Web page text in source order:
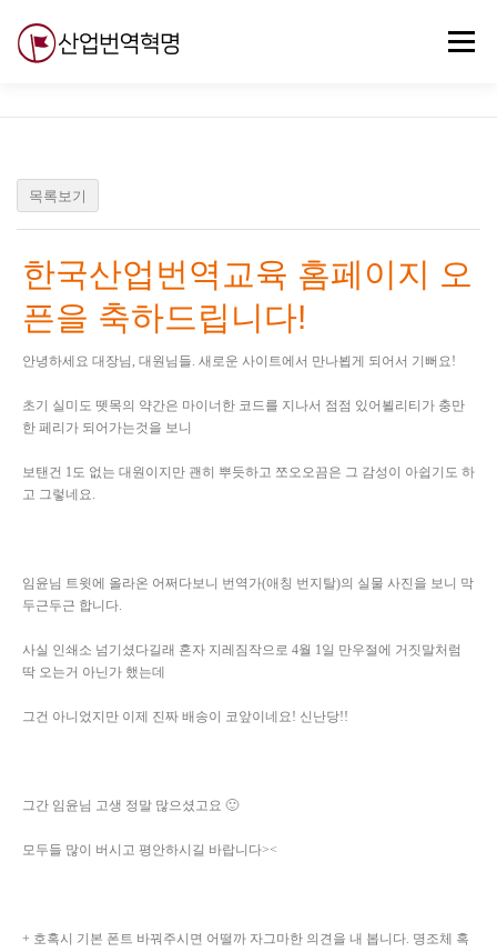
메뉴
목록보기
한국산업번역교육 홈페이지 오
픈을 축하드립니다!
안녕하세요 대장님, 대원님들. 새로운 사이트에서 만나뵙게 되어서 기뻐요!
초기 실미도 뗏목의 약간은 마이너한 코드를 지나서 점점 있어뵐리티가 충만
한 페리가 되어가는것을 보니
보탠건 1도 없는 대원이지만 괜히 뿌듯하고 쪼오오끔은 그 감성이 아쉽기도 하
고 그렇네요.
임윤님 트윗에 올라온 어쩌다보니 번역가(애칭 번지탈)의 실물 사진을 보니 막
두근두근 합니다.
사실 인쇄소 넘기셨다길래 혼자 지레짐작으로 4월 1일 만우절에 거짓말처럼
딱 오는거 아닌가 했는데
그건 아니었지만 이제 진짜 배송이 코앞이네요! 신난당!!
그간 임윤님 고생 정말 많으셨고요 🙂
모두들 많이 버시고 평안하시길 바랍니다><
+ 호혹시 기본 폰트 바꿔주시면 어떨까 자그마한 의견을 내 봅니다. 명조체 혹